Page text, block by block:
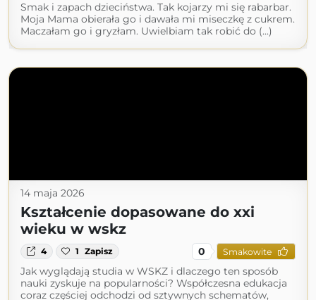
Smak i zapach dzieciństwa. Tak kojarzy mi się rabarbar.
Moja Mama obierała go i dawała mi miseczkę z cukrem.
Maczałam go i gryzłam. Uwielbiam tak robić do (...)
14 maja 2026
Kształcenie dopasowane do xxi
wieku w wskz
4 1 Zapisz 0 Smakowite
Jak wyglądają studia w WSKZ i dlaczego ten sposób
nauki zyskuje na popularności? Współczesna edukacja
coraz częściej odchodzi od sztywnych schematów,